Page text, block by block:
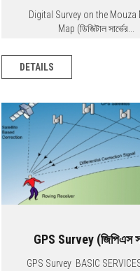
Digital Survey on the Mouza
Map (ডিজিটাল সার্ভের...
DETAILS
GPS Survey (জিপিএস
GPS Survey BASIC